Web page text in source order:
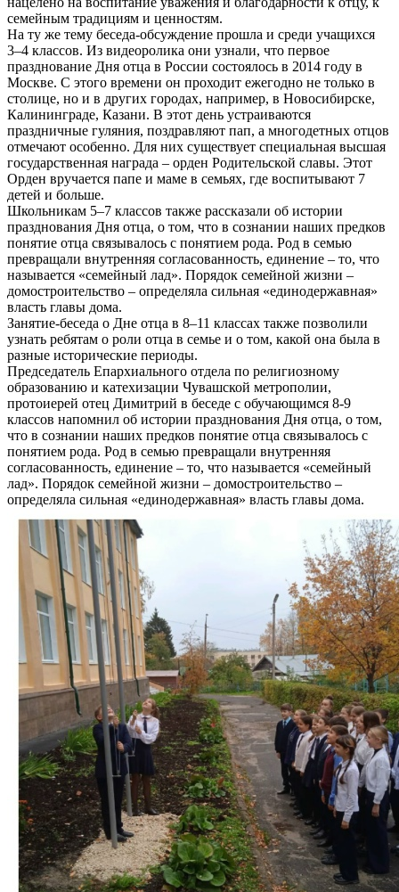
семейным традициям и ценностям.
На ту же тему беседа-обсуждение прошла и среди учащихся
3–4 классов. Из видеоролика они узнали, что первое
празднование Дня отца в России состоялось в 2014 году в
Москве. С этого времени он проходит ежегодно не только в
столице, но и в других городах, например, в Новосибирске,
Калининграде, Казани. В этот день устраиваются
праздничные гуляния, поздравляют пап, а многодетных отцов
отмечают особенно. Для них существует специальная высшая
государственная награда – орден Родительской славы. Этот
Орден вручается папе и маме в семьях, где воспитывают 7
детей и больше.
Школьникам 5–7 классов также рассказали об истории
празднования Дня отца, о том, что в сознании наших предков
понятие отца связывалось с понятием рода. Род в семью
превращали внутренняя согласованность, единение – то, что
называется «семейный лад». Порядок семейной жизни –
домостроительство – определяла сильная «единодержавная»
власть главы дома.
Занятие-беседа о Дне отца в 8–11 классах также позволили
узнать ребятам о роли отца в семье и о том, какой она была в
разные исторические периоды.
Председатель Епархиального отдела по религиозному
образованию и катехизации Чувашской метрополии,
протоиерей отец Димитрий в беседе с обучающимся 8-9
классов напомнил об истории празднования Дня отца, о том,
что в сознании наших предков понятие отца связывалось с
понятием рода. Род в семью превращали внутренняя
согласованность, единение – то, что называется «семейный
лад». Порядок семейной жизни – домостроительство –
определяла сильная «единодержавная» власть главы дома.